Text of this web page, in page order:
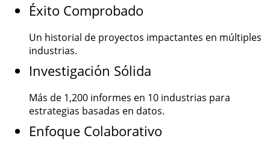
Éxito Comprobado
Un historial de proyectos impactantes en múltiples
industrias.
Investigación Sólida
Más de 1,200 informes en 10 industrias para
estrategias basadas en datos.
Enfoque Colaborativo